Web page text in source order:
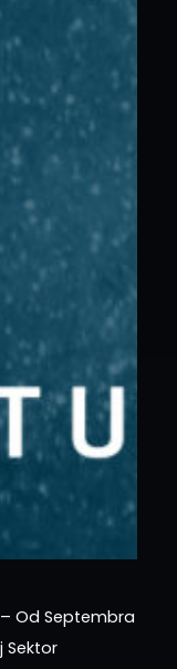
– Od Septembra
Sektor